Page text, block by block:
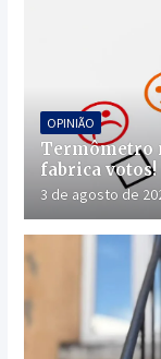
OPINIÃO
Termômetro
fabrica votos!
3 de agosto de